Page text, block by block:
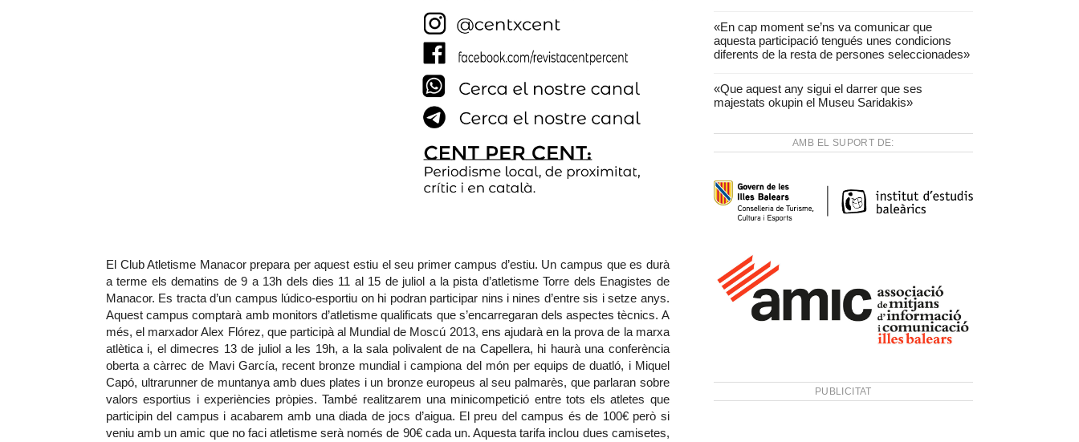
El Club Atletisme Manacor prepara per aquest estiu el seu primer campus d’estiu. Un campus que es durà
a terme els dematins de 9 a 13h dels dies 11 al 15 de juliol a la pista d’atletisme Torre dels Enagistes de
Manacor. Es tracta d’un campus lúdico-esportiu on hi podran participar nins i nines d’entre sis i setze anys.
Aquest campus comptarà amb monitors d’atletisme qualificats que s’encarregaran dels aspectes tècnics. A
més, el marxador Alex Flórez, que participà al Mundial de Moscú 2013, ens ajudarà en la prova de la marxa
atlètica i, el dimecres 13 de juliol a les 19h, a la sala polivalent de na Capellera, hi haurà una conferència
oberta a càrrec de Mavi García, recent bronze mundial i campiona del món per equips de duatló, i Miquel
Capó, ultrarunner de muntanya amb dues plates i un bronze europeus al seu palmarès, que parlaran sobre
valors esportius i experiències pròpies. També realitzarem una minicompetició entre tots els atletes que
participin del campus i acabarem amb una diada de jocs d’aigua. El preu del campus és de 100€ però si
veniu amb un amic que no faci atletisme serà només de 90€ cada un. Aquesta tarifa inclou dues camisetes,
«En cap moment se’ns va comunicar que
aquesta participació tengués unes condicions
diferents de la resta de persones seleccionades»
«Que aquest any sigui el darrer que ses
majestats okupin el Museu Saridakis»
AMB EL SUPORT DE:
PUBLICITAT